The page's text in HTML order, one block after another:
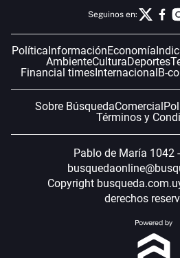
Seguinos en:
PolíticaInformaciónEconomía
AmbienteCulturaDeportes
Financial timesInternacionalB-
Sobre BúsquedaComercial
Términos y
Pablo de María 1042
Copyright
derechos